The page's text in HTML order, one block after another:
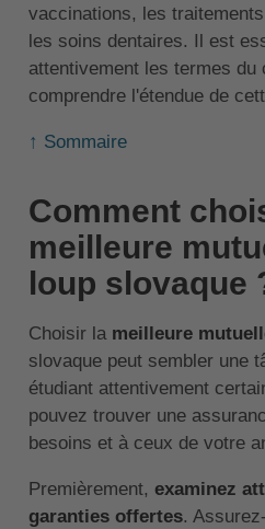
vaccinations, les
les soins dentaires. Il est
attentivement les termes du
comprendre l'étendue de
↑ Sommaire
Comment
meilleure
loup slovaque
Choisir la meilleure
slovaque peut sembler une
étudiant attentivement
pouvez trouver une
besoins et à ceux de votre
Premièrement, examinez
garanties offertes.